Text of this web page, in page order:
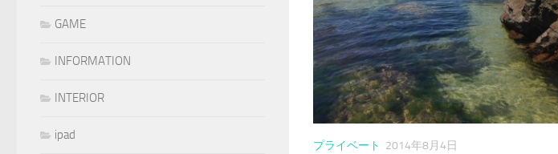
プライベート 2014年8月4日
GAME
INFORMATION
INTERIOR
ipad